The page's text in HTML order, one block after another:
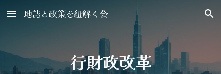
Skip to main content Skip to navigation
地誌と政策を紐解く会
行財政改革